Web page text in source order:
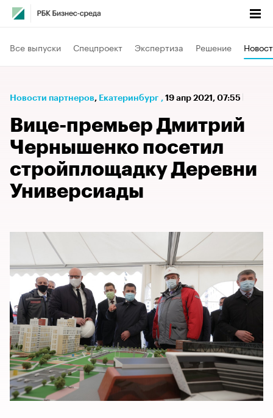
Все выпуски Спецпроект Экспертиза Решение
Новости партнеров⁠, Екатеринбург , 19 апр 2021, 07:55
Вице-премьер Дмитрий
Чернышенко посетил
стройплощадку Деревни
Универсиады